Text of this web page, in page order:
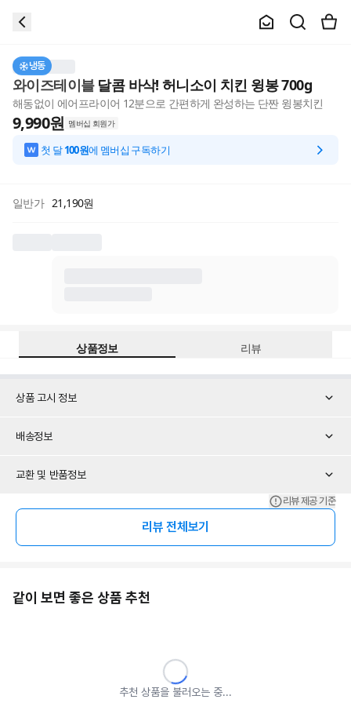
냉동
와이즈테이블 달콤 바삭! 허니소이 치킨 윙봉 700g
해동없이 에어프라이어 12분으로 간편하게 완성하는 단짠 윙봉치킨
9,990원 멤버십 회원가
첫 달100원에 멤버십 구독하기
일반가 21,190원
상품정보 리뷰
상품 고시 정보
배송정보
교환 및 반품정보
리뷰 제공 기준
리뷰 전체보기
같이 보면 좋은 상품 추천
추천 상품을 불러오는 중...